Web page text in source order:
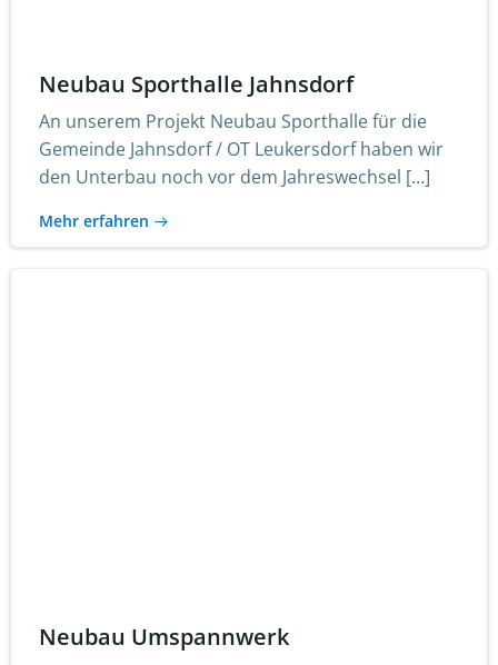
Neubau Sporthalle Jahnsdorf
An unserem Projekt Neubau Sporthalle für die
Gemeinde Jahnsdorf / OT Leukersdorf haben wir
den Unterbau noch vor dem Jahreswechsel […]
Mehr erfahren
Neubau Umspannwerk